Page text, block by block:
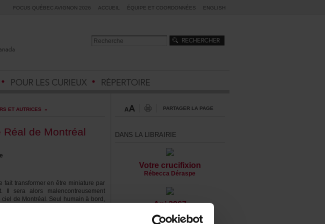
FOCUSQUÉBECAVIGNON2026 ACCUEIL ÉQUIPEETCOORDONNÉES ENGLISH
» PARTAGERLAPAGE
DANSLALIBRAIRIE
Votrecrucifixion
RébeccaDéraspe
Api2967